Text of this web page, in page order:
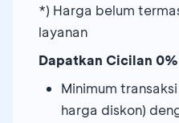
*) Harga belum
layanan
Dapatkan Cicilan
Minimum
harga diskon)